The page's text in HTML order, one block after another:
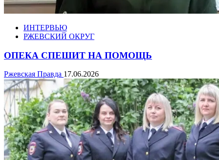
ИНТЕРВЬЮ
РЖЕВСКИЙ ОКРУГ
ОПЕКА СПЕШИТ НА ПОМОЩЬ
Ржевская Правда 17.06.2026